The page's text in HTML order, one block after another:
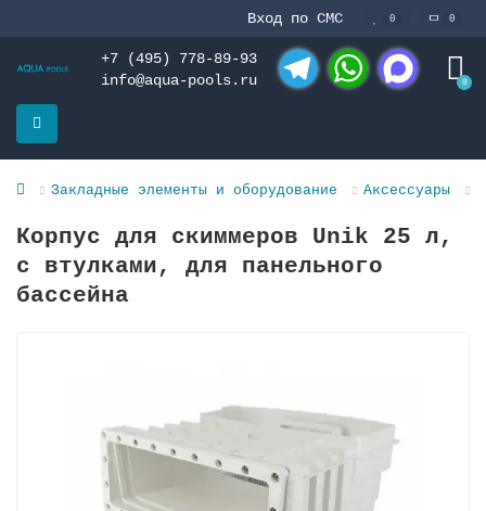
Вход по СМС 0 0
+7 (495) 778-89-93
info@aqua-pools.ru
0
Закладные элементы и оборудование Аксессуары
Корпус для скиммеров Unik 25 л,
с втулками, для панельного
бассейна